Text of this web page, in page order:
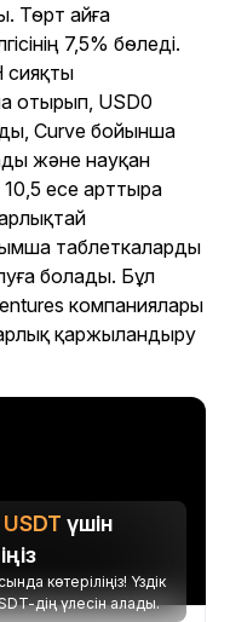
Төрт айға
7,5% бөледі.
сияқты
отырып, USD0
Curve бойынша
және науқан
есе арттыра
таблеткаларды
болады. Бұл
компаниялары
қаржыландыру
USDT үшін
көтеріліңіз! Үздік
дің үлесін алады.